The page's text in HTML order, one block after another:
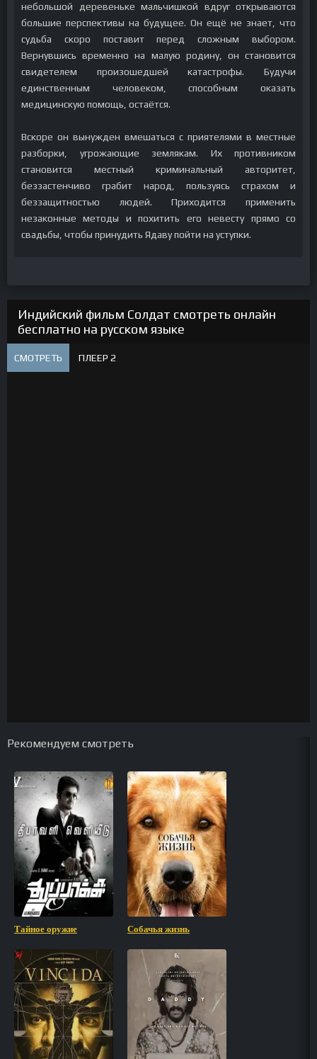
небольшой деревеньке мальчишкой вдруг открываются
большие перспективы на будущее. Он ещё не знает, что
судьба скоро поставит перед сложным выбором.
Вернувшись временно на малую родину, он становится
свидетелем произошедшей катастрофы. Будучи
единственным человеком, способным оказать
медицинскую помощь, остаётся.
Вскоре он вынужден вмешаться с приятелями в местные
разборки, угрожающие землякам. Их противником
становится местный криминальный авторитет,
беззастенчиво грабит народ, пользуясь страхом и
беззащитностью людей. Приходится применить
незаконные методы и похитить его невесту прямо со
свадьбы, чтобы принудить Ядаву пойти на уступки.
Индийский фильм Солдат смотреть онлайн
бесплатно на русском языке
СМОТРЕТЬ ПЛЕЕР 2
Рекомендуем смотреть
Тайное оружие Собачья жизнь